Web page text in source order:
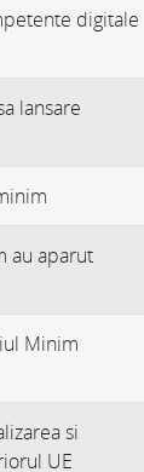
digitale
lansare
au aparut
Minim
si
UE